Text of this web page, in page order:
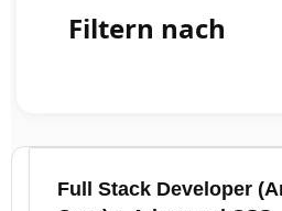
Filtern nach
Full Stack Developer